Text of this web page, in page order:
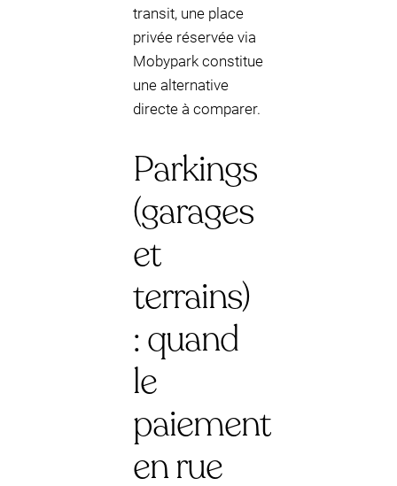
transit, une place
privée réservée via
Mobypark constitue
une alternative
directe à comparer.
Parkings
(garages
et
terrains)
: quand
le
paiement
en rue